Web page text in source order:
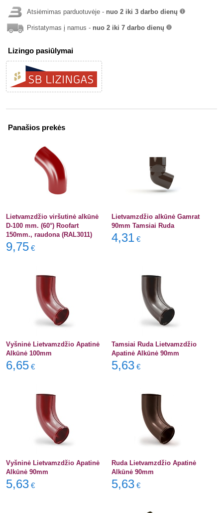
Atsiėmimas parduotuvėje - nuo 2 iki 3 darbo dienų
Pristatymas į namus - nuo 2 iki 7 darbo dienų
Lizingo pasiūlymai
Panašios prekės
Lietvamzdžio viršutinė alkūnė
D-100 mm. (60°) Roofart
150mm., raudona (RAL3011)
9,75 €
Lietvamzdžio alkūnė Gamrat
90mm Tamsiai Ruda
4,31 €
Vyšninė Lietvamzdžio Apatinė
Alkūnė 100mm
6,65 €
Tamsiai Ruda Lietvamzdžio
Apatinė Alkūnė 90mm
5,63 €
Vyšninė Lietvamzdžio Apatinė
Alkūnė 90mm
5,63 €
Ruda Lietvamzdžio Apatinė
Alkūnė 90mm
5,63 €